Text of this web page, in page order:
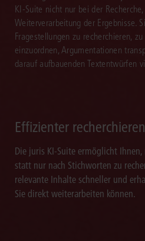
KI-Suite nicht nur bei der
Weiterverarbeitung der Ergebnisse.
Fragestellungen zu recherchieren,
einzuordnen, Argumentationen
darauf aufbauenden Textentwürfen
Effizienter recherchieren
Die juris KI-Suite ermöglicht Ihnen,
statt nur nach Stichworten zu
relevante Inhalte schneller und
Sie direkt weiterarbeiten können.